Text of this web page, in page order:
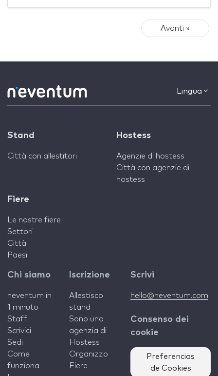
Avanti »
Lingua
Stand
Città con allestitori
Hostess
Agenzie di hostess
Città con agenzie di
hostess
Fiere
Le nostre fiere
Settori
Città
Paesi
Chi siamo
neventum in
1 minuto
Staff
Scrivici
Sedi
Come
funziona
Iscrizione
Allestisco
stand
Sono una
agenzia di
Hostess
Organizzo
Fiere
Scrivi
hello@neventum.com
Consenso dei
cookie
Preferencias
de Cookies